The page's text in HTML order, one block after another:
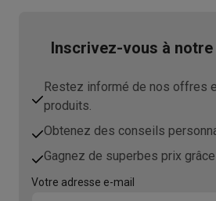
Inscrivez-vous à
Restez informé de nos offres
produits.
Obtenez des conseils
Gagnez de superbes prix
Votre adresse e-mail